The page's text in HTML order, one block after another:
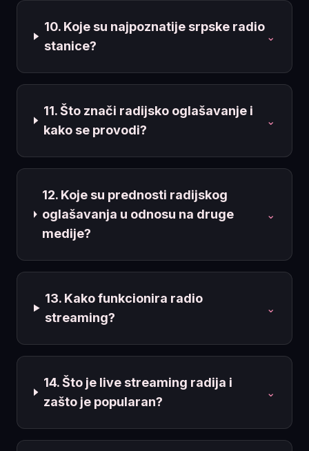
10. Koje su najpoznatije srpske radio
stanice?
⌄
11. Što znači radijsko oglašavanje i
kako se provodi?
⌄
12. Koje su prednosti radijskog
oglašavanja u odnosu na druge
medije?
⌄
13. Kako funkcionira radio
streaming?
⌄
14. Što je live streaming radija i
zašto je popularan?
⌄